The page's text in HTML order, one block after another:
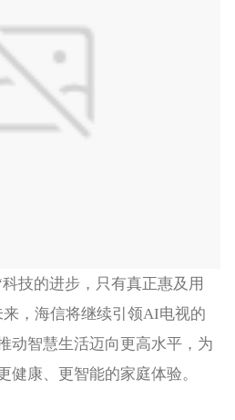
技的进步，只有真正惠及用
来，海信将继续引领AI电视的
动智慧生活迈向更高水平，为
健康、更智能的家庭体验。